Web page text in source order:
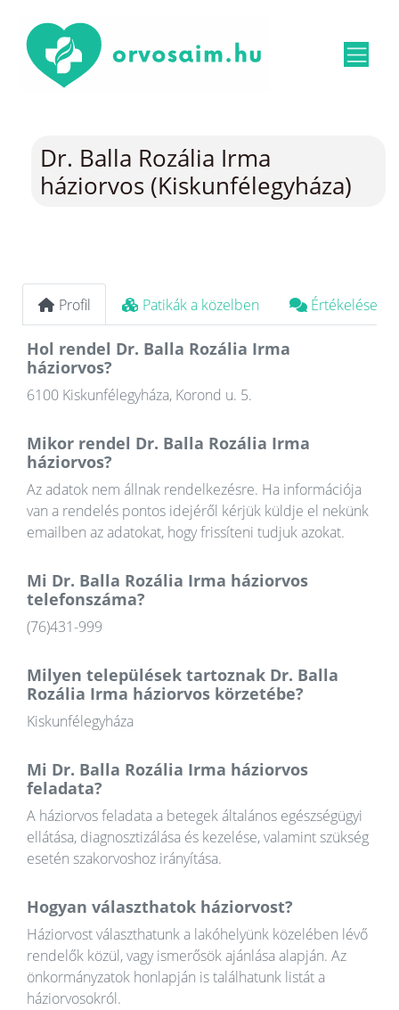
Dr. Balla Rozália Irma
háziorvos (Kiskunfélegyháza)
Profil Patikák a közelben Értékelések
Hol rendel Dr. Balla Rozália Irma
háziorvos?
6100 Kiskunfélegyháza, Korond u. 5.
Mikor rendel Dr. Balla Rozália Irma
háziorvos?
Az adatok nem állnak rendelkezésre. Ha információja
van a rendelés pontos idejéről kérjük küldje el nekünk
emailben az adatokat, hogy frissíteni tudjuk azokat.
Mi Dr. Balla Rozália Irma háziorvos
telefonszáma?
(76)431-999
Milyen települések tartoznak Dr. Balla
Rozália Irma háziorvos körzetébe?
Kiskunfélegyháza
Mi Dr. Balla Rozália Irma háziorvos
feladata?
A háziorvos feladata a betegek általános egészségügyi
ellátása, diagnosztizálása és kezelése, valamint szükség
esetén szakorvoshoz irányítása.
Hogyan választhatok háziorvost?
Háziorvost választhatunk a lakóhelyünk közelében lévő
rendelők közül, vagy ismerősök ajánlása alapján. Az
önkormányzatok honlapján is találhatunk listát a
háziorvosokról.